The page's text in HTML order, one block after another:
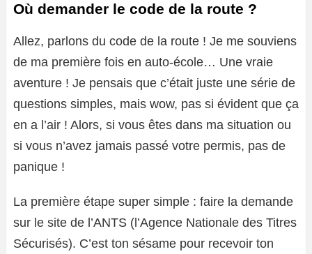
Où demander le code de la route ?
Allez, parlons du code de la route ! Je me souviens
de ma première fois en auto-école… Une vraie
aventure ! Je pensais que c’était juste une série de
questions simples, mais wow, pas si évident que ça
en a l’air ! Alors, si vous êtes dans ma situation ou
si vous n’avez jamais passé votre permis, pas de
panique !
La première étape super simple : faire la demande
sur le site de l’ANTS (l’Agence Nationale des Titres
Sécurisés). C’est ton sésame pour recevoir ton